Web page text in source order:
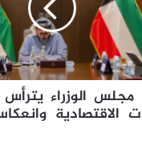
الوزراء يترأس
الاقتصادية